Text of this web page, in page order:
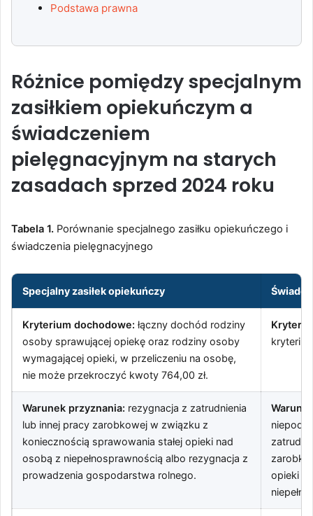
Podstawa prawna
Różnice pomiędzy specjalnym
zasiłkiem opiekuńczym a
świadczeniem
pielęgnacyjnym na starych
zasadach sprzed 2024 roku
Tabela 1. Porównanie specjalnego zasiłku opiekuńczego i
świadczenia pielęgnacyjnego
Specjalny zasiłek opiekuńczy
Kryterium dochodowe: łączny dochód rodziny
osoby sprawującej opiekę oraz rodziny osoby
wymagającej opieki, w przeliczeniu na osobę,
nie może przekroczyć kwoty 764,00 zł.
Warunek przyznania: rezygnacja z zatrudnienia
lub innej pracy zarobkowej w związku z
koniecznością sprawowania stałej opieki nad
osobą z niepełnosprawnością albo rezygnacja z
prowadzenia gospodarstwa rolnego.
opieki